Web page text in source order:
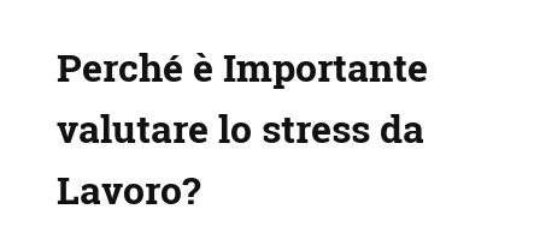
Perché è Importante
valutare lo stress da
Lavoro?